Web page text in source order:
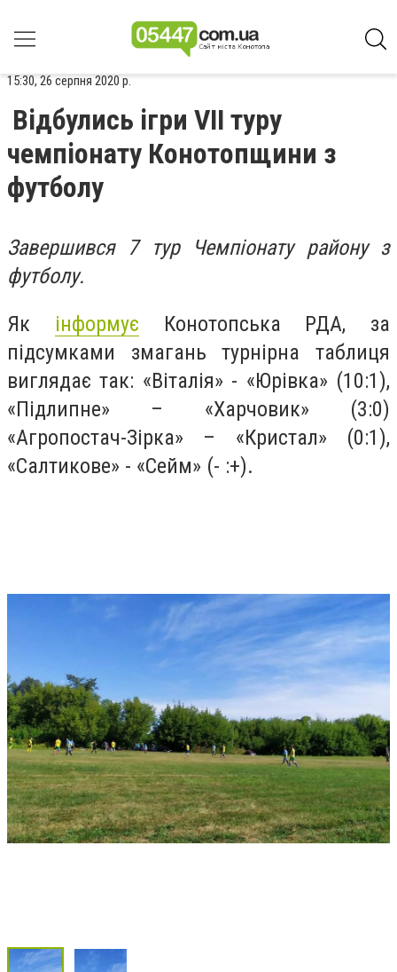
15:30, 26 серпня 2020 р.
Відбулись ігри VII туру
чемпіонату Конотопщини з
футболу
Завершився 7 тур Чемпіонату району з
футболу.
Як інформує Конотопська РДА, за
підсумками змагань турнірна таблиця
виглядає так: «Віталія» - «Юрівка» (10:1),
«Підлипне» – «Харчовик» (3:0)
«Агропостач-Зірка» – «Кристал» (0:1),
«Салтикове» - «Сейм» (- :+).